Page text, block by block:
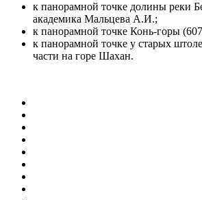
к панорамной точке долины реки
академика Мальцева А.И.;
к панорамной точке Конь-горы
к панорамной точке у старых
части на горе Шахан.